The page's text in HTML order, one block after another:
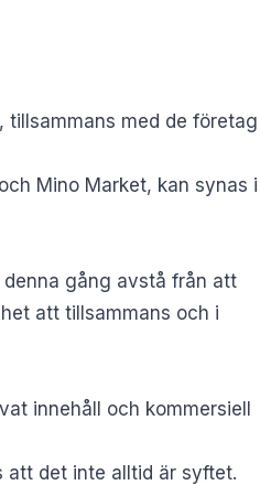
med de företag
Mino Market, kan synas i
denna gång avstå från att
att tillsammans och i
innehåll och kommersiell
att det inte alltid är syftet.